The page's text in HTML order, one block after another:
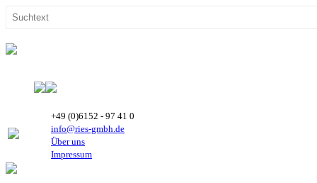
+49 (0)6152 - 97 41 0
info@ries-gmbh.de
Über uns
Impressum